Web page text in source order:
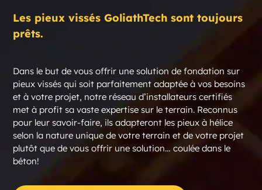
Les pieux vissés GoliathTech sont toujours
prêts.
Dans le but de vous offrir une solution de fondation sur
pieux vissés qui soit parfaitement adaptée à vos besoins
et à votre projet, notre réseau d’installateurs certifiés
met à profit sa vaste expertise sur le terrain. Reconnus
pour leur savoir-faire, ils adapteront les pieux à hélice
selon la nature unique de votre terrain et de votre projet
plutôt que de vous offrir une solution… coulée dans le
béton!